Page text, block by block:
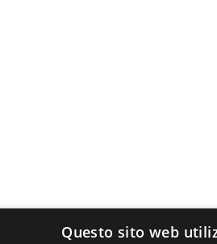
Questo sito web